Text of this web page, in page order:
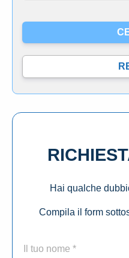
Hai qualche
Compila il form